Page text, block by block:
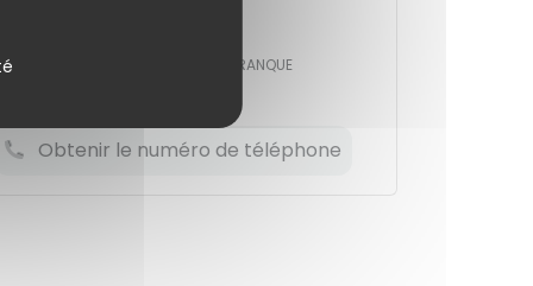
240 za Duboscoa, 64990 VILLEFRANQUE
Obtenir le numéro de téléphone